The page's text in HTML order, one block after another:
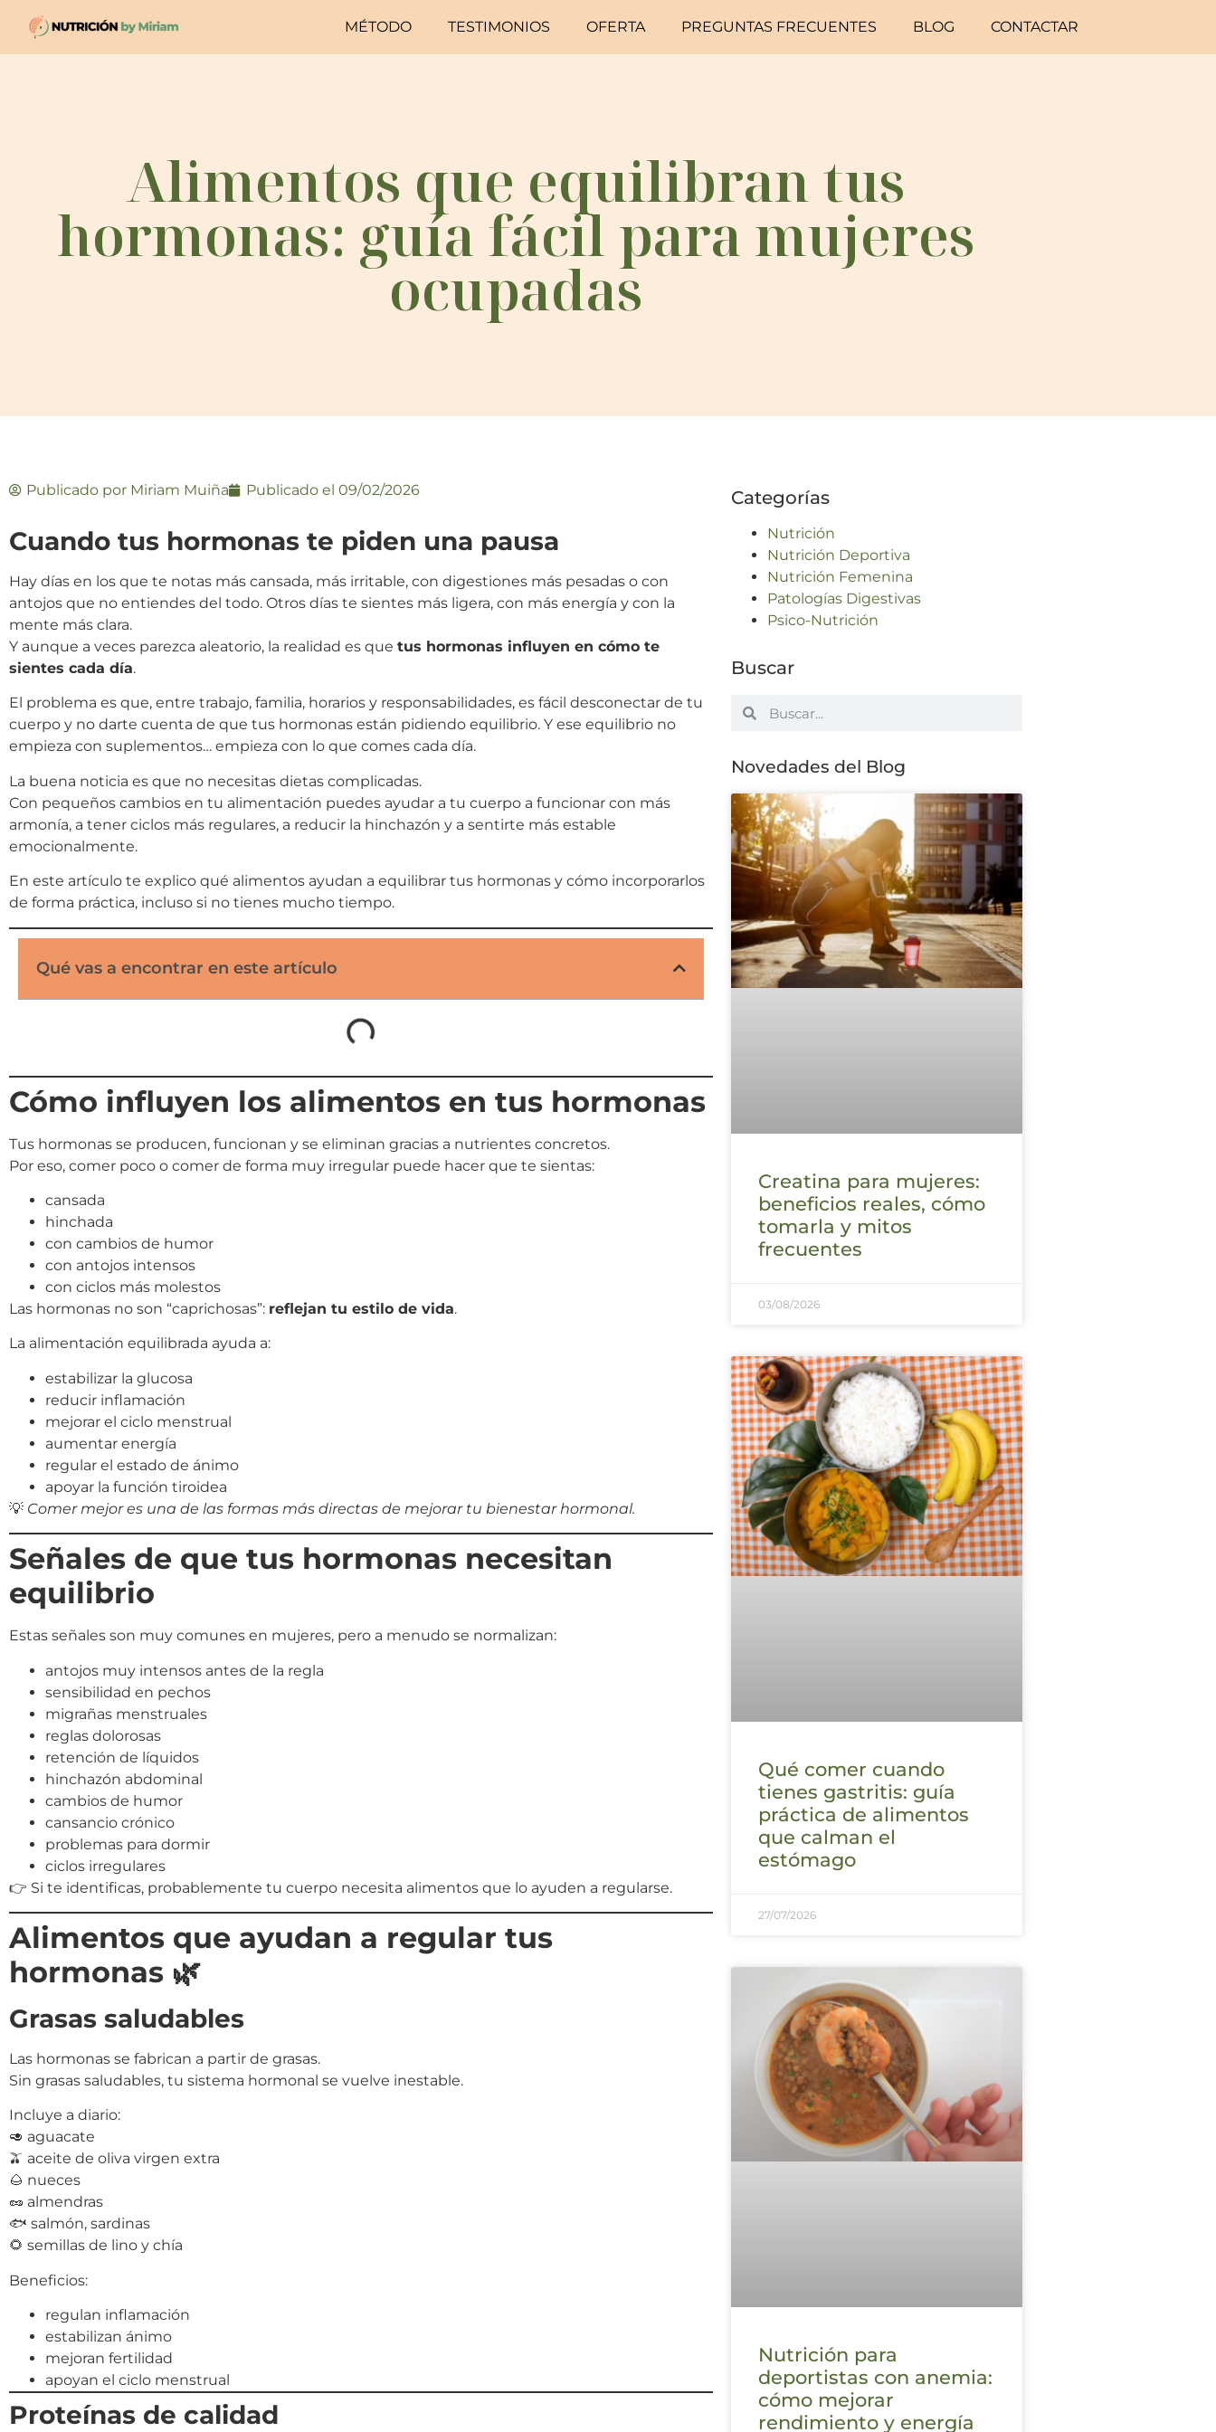
MÉTODO TESTIMONIOS OFERTA PREGUNTAS FRECUENTES BLOG CONTACTAR
Alimentos que equilibran tus
hormonas: guía fácil para mujeres
ocupadas
Publicado por Miriam Muiña Publicado el 09/02/2026
Cuando tus hormonas te piden una pausa
Hay días en los que te notas más cansada, más irritable, con digestiones más pesadas o con
antojos que no entiendes del todo. Otros días te sientes más ligera, con más energía y con la
mente más clara.
Y aunque a veces parezca aleatorio, la realidad es que tus hormonas influyen en cómo te
sientes cada día.
El problema es que, entre trabajo, familia, horarios y responsabilidades, es fácil desconectar de tu
cuerpo y no darte cuenta de que tus hormonas están pidiendo equilibrio. Y ese equilibrio no
empieza con suplementos… empieza con lo que comes cada día.
La buena noticia es que no necesitas dietas complicadas.
Con pequeños cambios en tu alimentación puedes ayudar a tu cuerpo a funcionar con más
armonía, a tener ciclos más regulares, a reducir la hinchazón y a sentirte más estable
emocionalmente.
En este artículo te explico qué alimentos ayudan a equilibrar tus hormonas y cómo incorporarlos
de forma práctica, incluso si no tienes mucho tiempo.
Qué vas a encontrar en este artículo
Cómo influyen los alimentos en tus hormonas
Tus hormonas se producen, funcionan y se eliminan gracias a nutrientes concretos.
Por eso, comer poco o comer de forma muy irregular puede hacer que te sientas:
cansada
hinchada
con cambios de humor
con antojos intensos
con ciclos más molestos
Las hormonas no son “caprichosas”: reflejan tu estilo de vida.
La alimentación equilibrada ayuda a:
estabilizar la glucosa
reducir inflamación
mejorar el ciclo menstrual
aumentar energía
regular el estado de ánimo
apoyar la función tiroidea
💡 Comer mejor es una de las formas más directas de mejorar tu bienestar hormonal.
Señales de que tus hormonas necesitan
equilibrio
Estas señales son muy comunes en mujeres, pero a menudo se normalizan:
antojos muy intensos antes de la regla
sensibilidad en pechos
migrañas menstruales
reglas dolorosas
retención de líquidos
hinchazón abdominal
cambios de humor
cansancio crónico
problemas para dormir
ciclos irregulares
👉 Si te identificas, probablemente tu cuerpo necesita alimentos que lo ayuden a regularse.
Alimentos que ayudan a regular tus
hormonas 🌿
Grasas saludables
Las hormonas se fabrican a partir de grasas.
Sin grasas saludables, tu sistema hormonal se vuelve inestable.
Incluye a diario:
🥑 aguacate
🫒 aceite de oliva virgen extra
🌰 nueces
🥜 almendras
🐟 salmón, sardinas
🌻 semillas de lino y chía
Beneficios:
regulan inflamación
estabilizan ánimo
mejoran fertilidad
apoyan el ciclo menstrual
Proteínas de calidad
Categorías
Nutrición
Nutrición Deportiva
Nutrición Femenina
Patologías Digestivas
Psico-Nutrición
Buscar
Novedades del Blog
Creatina para mujeres:
beneficios reales, cómo
tomarla y mitos
frecuentes
03/08/2026
Qué comer cuando
tienes gastritis: guía
práctica de alimentos
que calman el
estómago
27/07/2026
Nutrición para
deportistas con anemia:
cómo mejorar
rendimiento y energía